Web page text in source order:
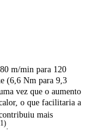
m/min para 120
(6,6 Nm para 9,3
vez que o aumento
o que facilitaria a
mais
.